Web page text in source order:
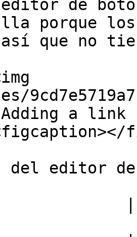
de
porque
que no
a link
del editor